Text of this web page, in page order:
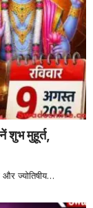
शुभ मुहूर्त,
ज्योतिषीय…